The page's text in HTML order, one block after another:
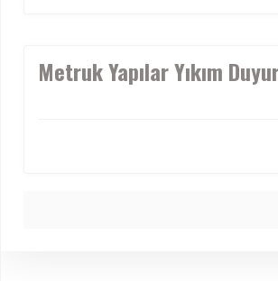
Metruk Yapılar Yıkım